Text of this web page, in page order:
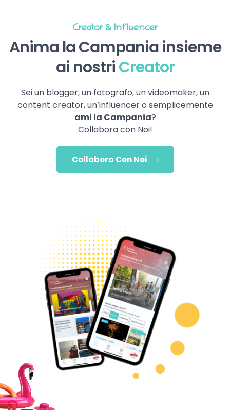
Creator & Influencer
Anima la Campania insieme
ai nostriCreator
Sei un blogger, un fotografo, un videomaker, un
content creator, un’influencer o semplicemente
ami la Campania?
Collabora con Noi!
Collabora Con Noi